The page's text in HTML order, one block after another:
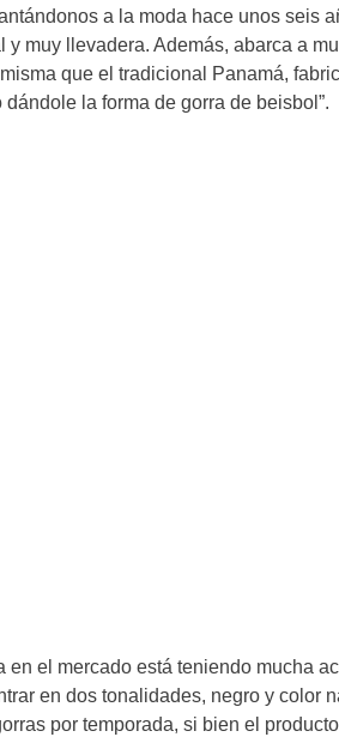
a la moda hace unos seis
y muy llevadera. Además, abarca a
que el tradicional Panamá,
dándole la forma de gorra de beisbol”.
en el mercado está teniendo mucha
en dos tonalidades, negro y color
por temporada, si bien el